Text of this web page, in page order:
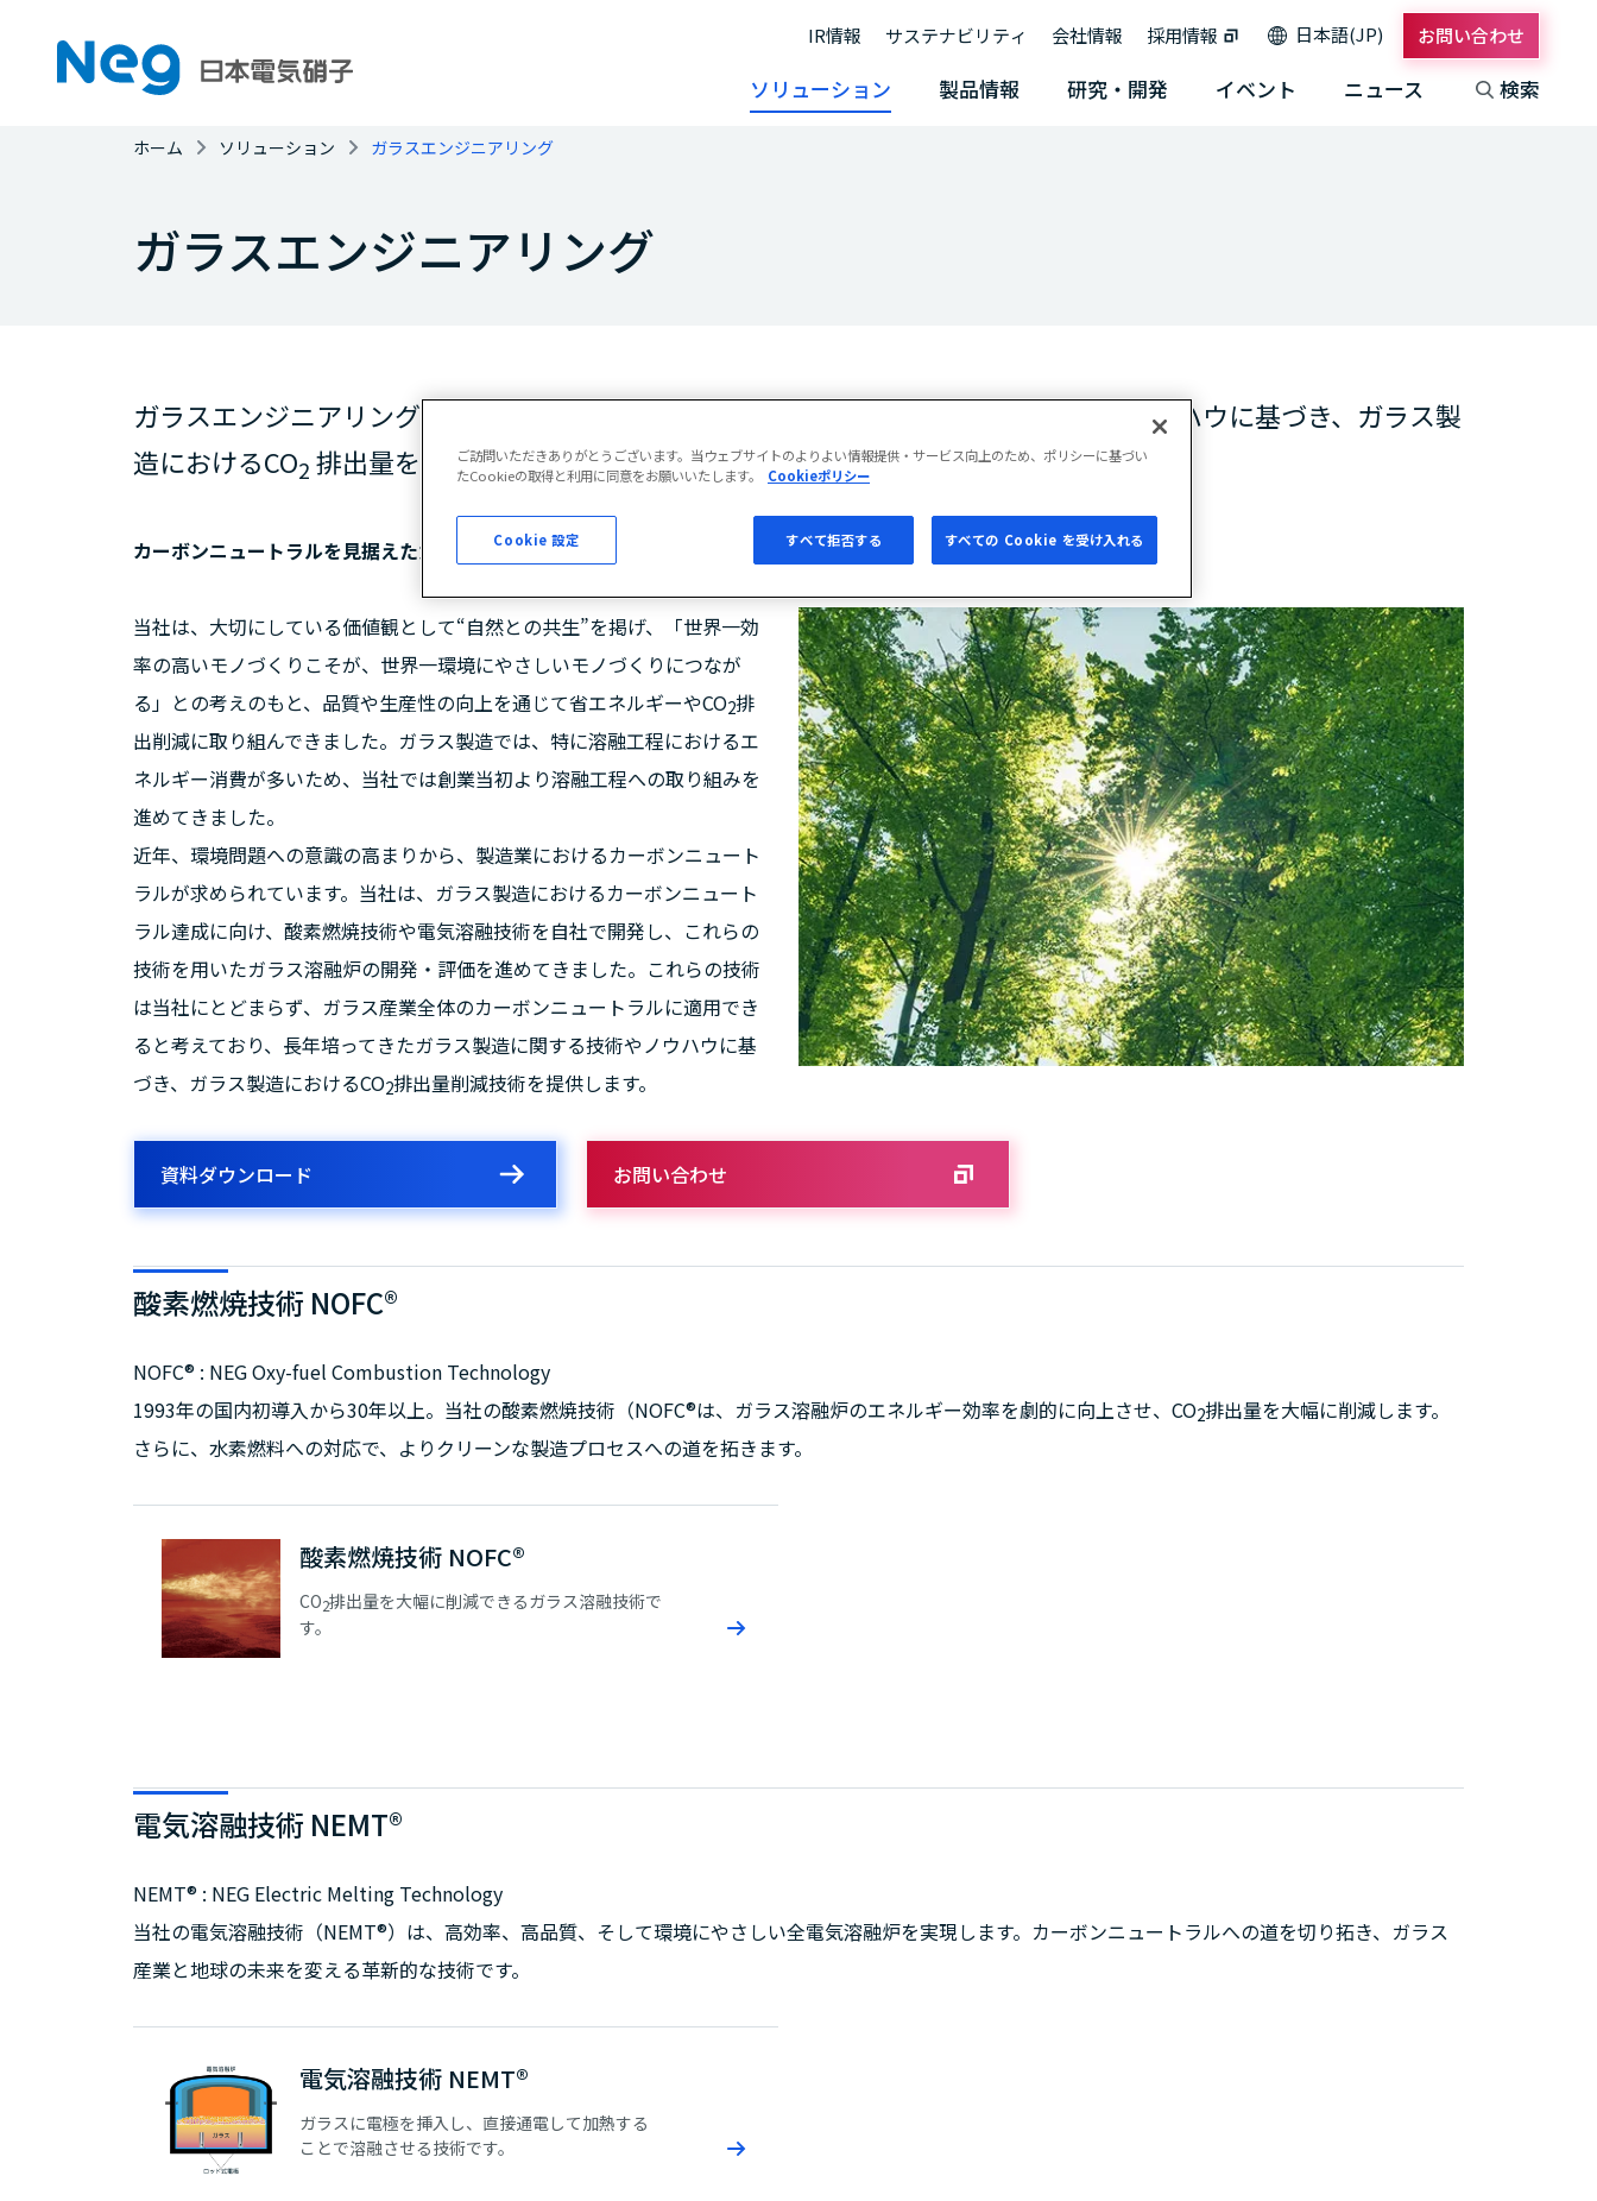
IR情報 サステナビリティ 会社情報 採用情報 日本語(JP) お問い合わせ
ソリューション 製品情報 研究・開発 イベント ニュース 検索
ホーム ソリューション ガラスエンジニアリング
ガラスエンジニアリング
ガラスエンジニアリング事業では、当社が長年培ってきたガラス製造に関する技術やノウハウに基づき、ガラス製
造におけるCO2 排出量を削減する技術を提供します。
カーボンニュートラルを見据えたガラス製造プロセス
当社は、大切にしている価値観として“自然との共生”を掲げ、「世界一効
率の高いモノづくりこそが、世界一環境にやさしいモノづくりにつなが
る」との考えのもと、品質や生産性の向上を通じて省エネルギーやCO2排
出削減に取り組んできました。ガラス製造では、特に溶融工程におけるエ
ネルギー消費が多いため、当社では創業当初より溶融工程への取り組みを
進めてきました。
近年、環境問題への意識の高まりから、製造業におけるカーボンニュート
ラルが求められています。当社は、ガラス製造におけるカーボンニュート
ラル達成に向け、酸素燃焼技術や電気溶融技術を自社で開発し、これらの
技術を用いたガラス溶融炉の開発・評価を進めてきました。これらの技術
は当社にとどまらず、ガラス産業全体のカーボンニュートラルに適用でき
ると考えており、長年培ってきたガラス製造に関する技術やノウハウに基
づき、ガラス製造におけるCO2排出量削減技術を提供します。
資料ダウンロード お問い合わせ
酸素燃焼技術 NOFC®
NOFC® : NEG Oxy-fuel Combustion Technology
1993年の国内初導入から30年以上。当社の酸素燃焼技術（NOFC®は、ガラス溶融炉のエネルギー効率を劇的に向上させ、CO2排出量を大幅に削減します。
さらに、水素燃料への対応で、よりクリーンな製造プロセスへの道を拓きます。
酸素燃焼技術 NOFC®
CO2排出量を大幅に削減できるガラス溶融技術で
す。
電気溶融技術 NEMT®
NEMT® : NEG Electric Melting Technology
当社の電気溶融技術（NEMT®）は、高効率、高品質、そして環境にやさしい全電気溶融炉を実現します。カーボンニュートラルへの道を切り拓き、ガラス
産業と地球の未来を変える革新的な技術です。
電気溶融技術 NEMT®
ガラスに電極を挿入し、直接通電して加熱する
ことで溶融させる技術です。
ご訪問いただきありがとうございます。当ウェブサイトのよりよい情報提供・サービス向上のため、ポリシーに基づい
たCookieの取得と利用に同意をお願いいたします。
Cookieポリシー
すべて拒否する すべての Cookie を受け入れる
Cookie 設定